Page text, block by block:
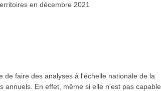
en décembre 2021
de faire des analyses à l'échelle nationale de la
annuels. En effet, même si elle n'est pas capable